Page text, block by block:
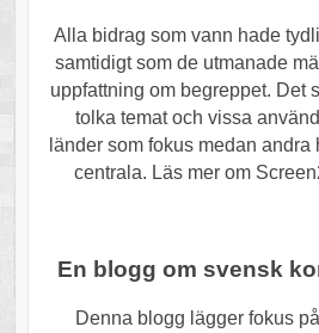
Alla bidrag som vann hade
samtidigt som de utmanade
uppfattning om begreppet. Det
tolka temat och vissa
länder som fokus medan
centrala. Läs mer om
En blogg om svensk
Denna blogg lägger fokus